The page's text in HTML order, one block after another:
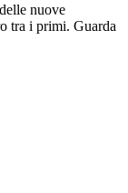
nuove
tra i primi. Guarda